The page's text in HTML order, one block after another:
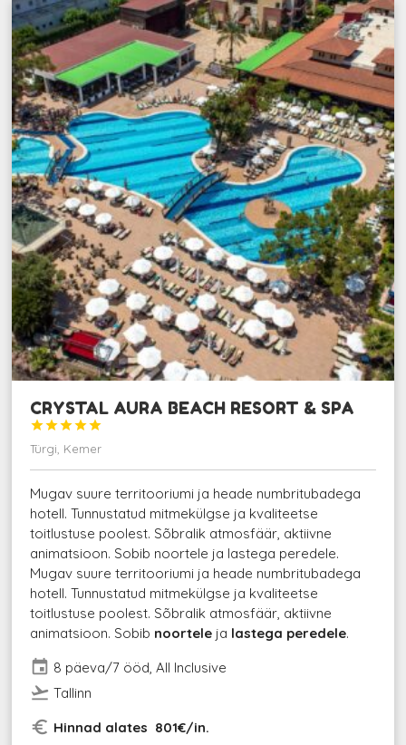
CRYSTAL AURA BEACH RESORT & SPA





Türgi, Kemer
Mugav suure territooriumi ja heade numbritubadega
hotell. Tunnustatud mitmekülgse ja kvaliteetse
toitlustuse poolest. Sõbralik atmosfäär, aktiivne
animatsioon. Sobib noortele ja lastega peredele.
Mugav suure territooriumi ja heade numbritubadega
hotell. Tunnustatud mitmekülgse ja kvaliteetse
toitlustuse poolest. Sõbralik atmosfäär, aktiivne
animatsioon. Sobib noortele ja lastega peredele.
event 8 päeva/7 ööd, All Inclusive
flight_takeoff Tallinn
euro_symbol Hinnad alates 801€/in.